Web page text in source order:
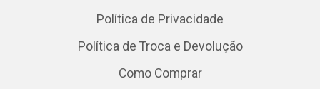
Política de Privacidade
Política de Troca e Devolução
Como Comprar